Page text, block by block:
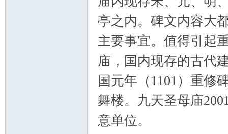
亭之内。碑文内容大
主要事宜。值得引起
庙，国内现存的古代
国元年（1101）重修
舞楼。九天圣母庙
意单位。